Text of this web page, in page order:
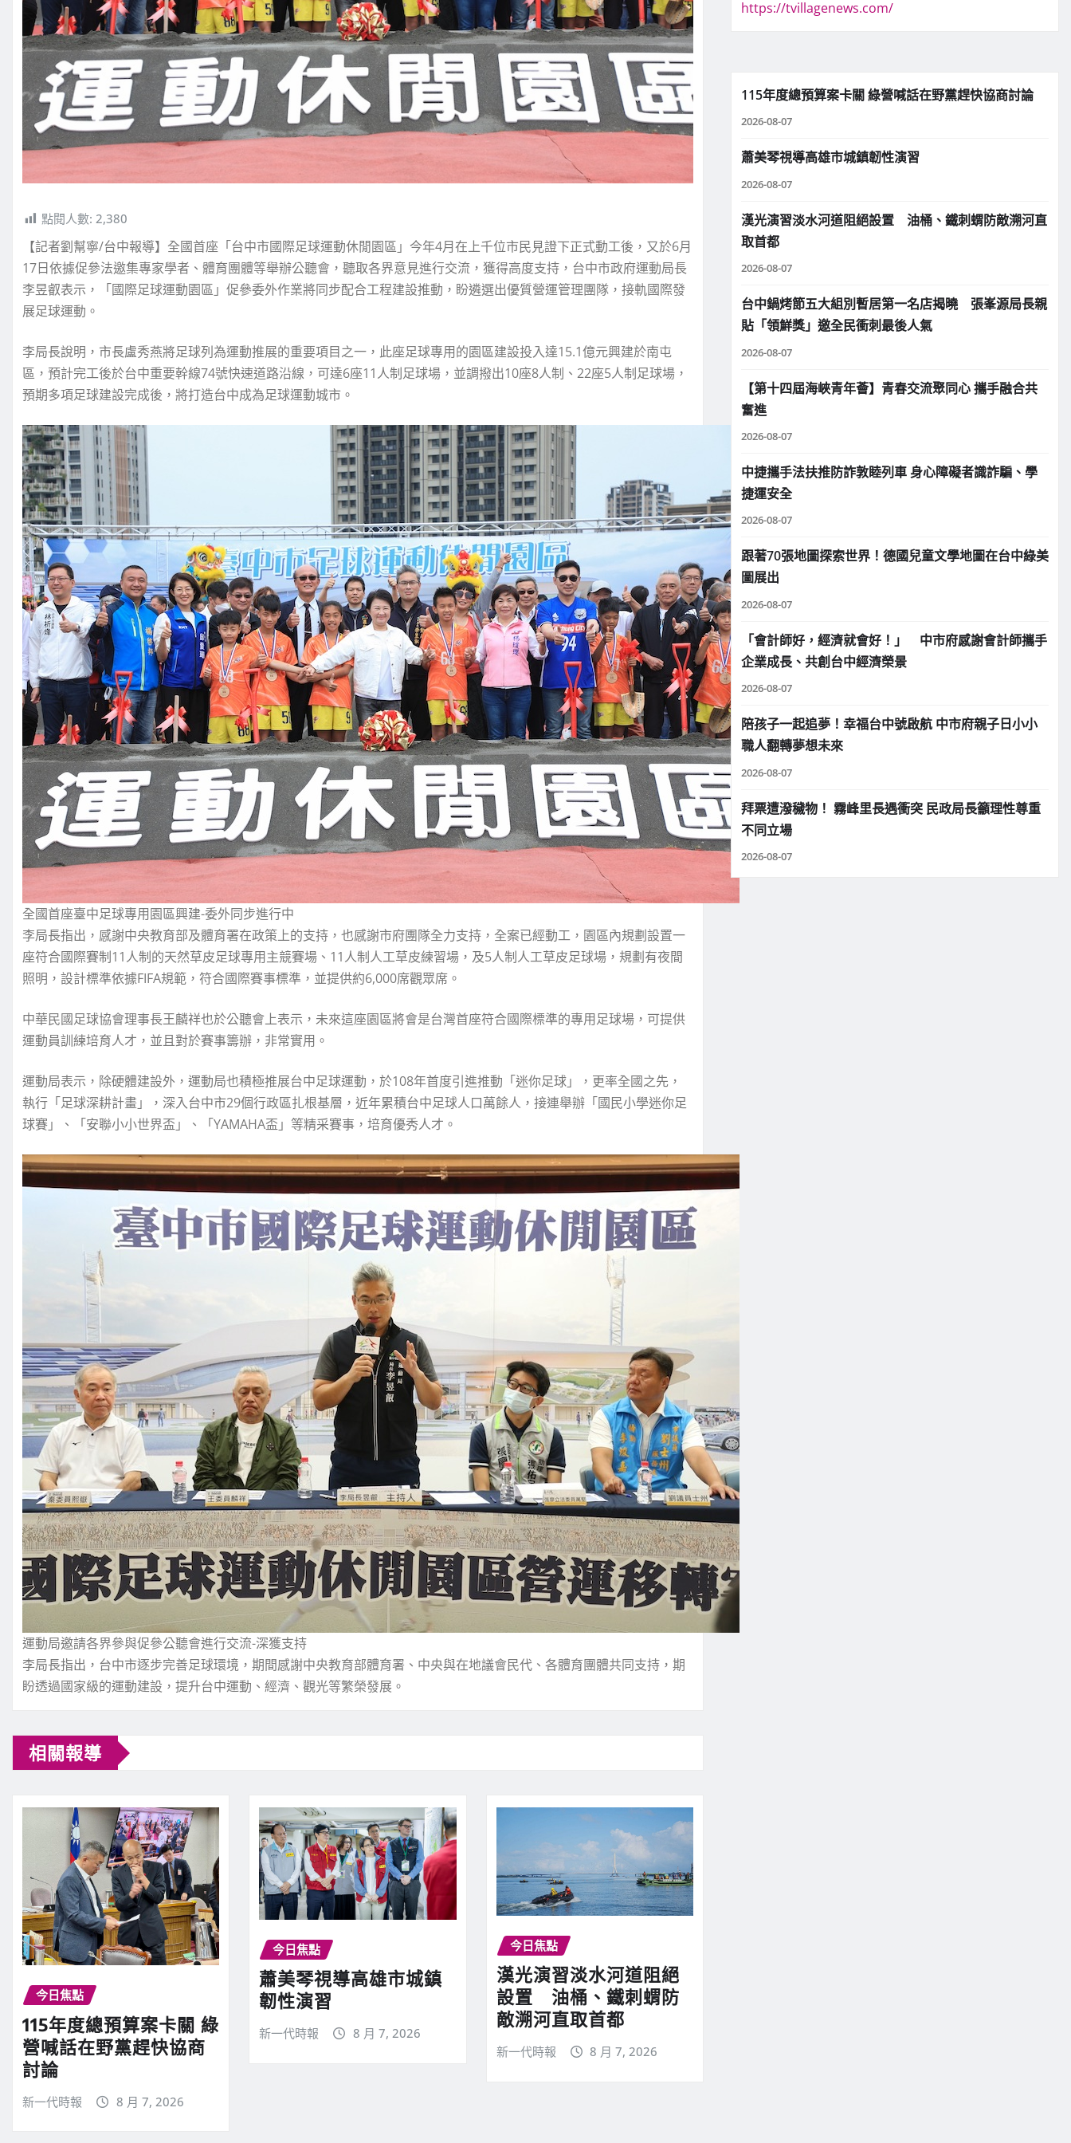
點閱人數: 2,380
【記者劉幫寧/台中報導】全國首座「台中市國際足球運動休閒園區」今年4月在上千位市民見證下正式動工後，又於6月
17日依據促參法邀集專家學者、體育團體等舉辦公聽會，聽取各界意見進行交流，獲得高度支持，台中市政府運動局長
李昱叡表示，「國際足球運動園區」促參委外作業將同步配合工程建設推動，盼遴選出優質營運管理團隊，接軌國際發
展足球運動。
李局長說明，市長盧秀燕將足球列為運動推展的重要項目之一，此座足球專用的園區建設投入達15.1億元興建於南屯
區，預計完工後於台中重要幹線74號快速道路沿線，可達6座11人制足球場，並調撥出10座8人制、22座5人制足球場，
預期多項足球建設完成後，將打造台中成為足球運動城市。
全國首座臺中足球專用園區興建-委外同步進行中
李局長指出，感謝中央教育部及體育署在政策上的支持，也感謝市府團隊全力支持，全案已經動工，園區內規劃設置一
座符合國際賽制11人制的天然草皮足球專用主競賽場、11人制人工草皮練習場，及5人制人工草皮足球場，規劃有夜間
照明，設計標準依據FIFA規範，符合國際賽事標準，並提供約6,000席觀眾席。
中華民國足球協會理事長王麟祥也於公聽會上表示，未來這座園區將會是台灣首座符合國際標準的專用足球場，可提供
運動員訓練培育人才，並且對於賽事籌辦，非常實用。
運動局表示，除硬體建設外，運動局也積極推展台中足球運動，於108年首度引進推動「迷你足球」，更率全國之先，
執行「足球深耕計畫」，深入台中市29個行政區扎根基層，近年累積台中足球人口萬餘人，接連舉辦「國民小學迷你足
球賽」、「安聯小小世界盃」、「YAMAHA盃」等精采賽事，培育優秀人才。
運動局邀請各界參與促參公聽會進行交流-深獲支持
李局長指出，台中市逐步完善足球環境，期間感謝中央教育部體育署、中央與在地議會民代、各體育團體共同支持，期
盼透過國家級的運動建設，提升台中運動、經濟、觀光等繁榮發展。
相關報導
今日焦點
115年度總預算案卡關 綠
營喊話在野黨趕快協商
討論
新一代時報 8 月 7, 2026
今日焦點
蕭美琴視導高雄市城鎮
韌性演習
新一代時報 8 月 7, 2026
今日焦點
漢光演習淡水河道阻絕
設置 油桶、鐵刺蝟防
敵溯河直取首都
新一代時報 8 月 7, 2026
https://tvillagenews.com/
115年度總預算案卡關 綠營喊話在野黨趕快協商討論
2026-08-07
蕭美琴視導高雄市城鎮韌性演習
2026-08-07
漢光演習淡水河道阻絕設置 油桶、鐵刺蝟防敵溯河直
取首都
2026-08-07
台中鍋烤節五大組別暫居第一名店揭曉 張峯源局長親
貼「領鮮獎」邀全民衝刺最後人氣
2026-08-07
【第十四屆海峽青年薈】青春交流聚同心 攜手融合共
奮進
2026-08-07
中捷攜手法扶推防詐敦睦列車 身心障礙者識詐騙、學
捷運安全
2026-08-07
跟著70張地圖探索世界！德國兒童文學地圖在台中綠美
圖展出
2026-08-07
「會計師好，經濟就會好！」 中市府感謝會計師攜手
企業成長、共創台中經濟榮景
2026-08-07
陪孩子一起追夢！幸福台中號啟航 中市府親子日小小
職人翻轉夢想未來
2026-08-07
拜票遭潑穢物！ 霧峰里長遇衝突 民政局長籲理性尊重
不同立場
2026-08-07